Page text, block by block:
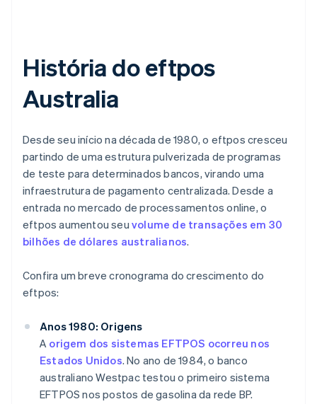
História do eftpos
Australia
Desde seu início na década de 1980, o eftpos cresceu
partindo de uma estrutura pulverizada de programas
de teste para determinados bancos, virando uma
infraestrutura de pagamento centralizada. Desde a
entrada no mercado de processamentos online, o
eftpos aumentou seu volume de transações em 30
bilhões de dólares australianos.
Confira um breve cronograma do crescimento do
eftpos:
Anos 1980: Origens
A origem dos sistemas EFTPOS ocorreu nos
Estados Unidos. No ano de 1984, o banco
australiano Westpac testou o primeiro sistema
EFTPOS nos postos de gasolina da rede BP.